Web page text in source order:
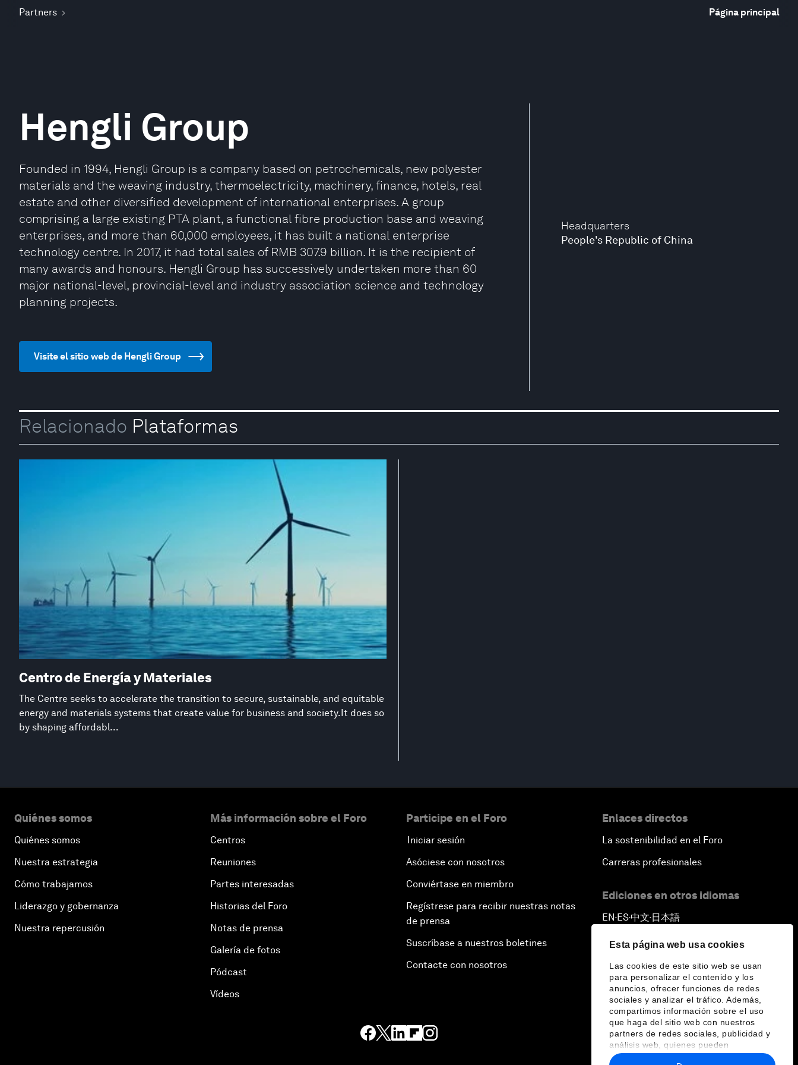
Esta página web usa cookies
Las cookies de este sitio web se usan
para personalizar el contenido y los
anuncios, ofrecer funciones de redes
sociales y analizar el tráfico. Además,
compartimos información sobre el uso
que haga del sitio web con nuestros
partners de redes sociales, publicidad y
análisis web, quienes pueden
combinarla con otra información que les
Partners Página principal
Headquarters
People's Republic of China
Hengli Group
Founded in 1994, Hengli Group is a company based on petrochemicals, new polyester
materials and the weaving industry, thermoelectricity, machinery, finance, hotels, real
estate and other diversified development of international enterprises. A group
comprising a large existing PTA plant, a functional fibre production base and weaving
enterprises, and more than 60,000 employees, it has built a national enterprise
technology centre. In 2017, it had total sales of RMB 307.9 billion. It is the recipient of
many awards and honours. Hengli Group has successively undertaken more than 60
major national-level, provincial-level and industry association science and technology
planning projects.
Visite el sitio web de Hengli Group
Relacionado Plataformas
Centro de Energía y Materiales
The Centre seeks to accelerate the transition to secure, sustainable, and equitable
energy and materials systems that create value for business and society.It does so
by shaping affordabl...
Quiénes somos
Quiénes somos
Nuestra estrategia
Cómo trabajamos
Liderazgo y gobernanza
Nuestra repercusión
Más información sobre el Foro
Centros
Reuniones
Partes interesadas
Historias del Foro
Notas de prensa
Galería de fotos
Pódcast
Vídeos
Participe en el Foro
Iniciar sesión
Asóciese con nosotros
Conviértase en miembro
Regístrese para recibir nuestras notas
de prensa
Suscríbase a nuestros boletines
Contacte con nosotros
Enlaces directos
La sostenibilidad en el Foro
Carreras profesionales
Ediciones en otros idiomas
EN ▪ES▪中文▪ 日本語